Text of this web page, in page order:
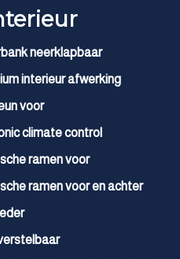
neerklapbaar
interieur afwerking
voor
climate control
ramen voor
ramen voor en achter